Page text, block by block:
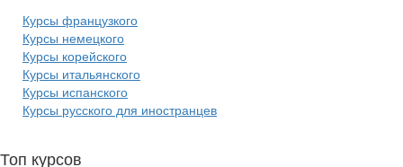
Курсы французкого
Курсы немецкого
Курсы корейского
Курсы итальянского
Курсы испанского
Курсы русского для иностранцев
Топ курсов